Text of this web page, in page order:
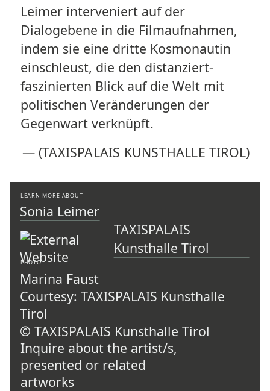
Leimer interveniert auf der
Dialogebene in die Filmaufnahmen,
indem sie eine dritte Kosmonautin
einschleust, die den distanziert-
faszinierten Blick auf die Welt mit
politischen Veränderungen der
Gegenwart verknüpft.
— (TAXISPALAIS KUNSTHALLE TIROL)
LEARN MORE ABOUT
Sonia Leimer
TAXISPALAIS
Kunsthalle Tirol
PHOTO
Marina Faust
Courtesy: TAXISPALAIS Kunsthalle
Tirol
© TAXISPALAIS Kunsthalle Tirol
Inquire about the artist/s,
presented or related
artworks